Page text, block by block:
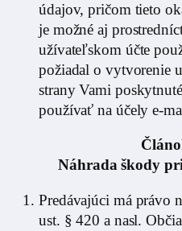
údajov, pričom tieto
je možné aj
užívateľskom účte
požiadal o vytvorenie
strany Vami
používať na účely e-
Náhrada škody
Predávajúci má právo
ust. § 420 a nasl.